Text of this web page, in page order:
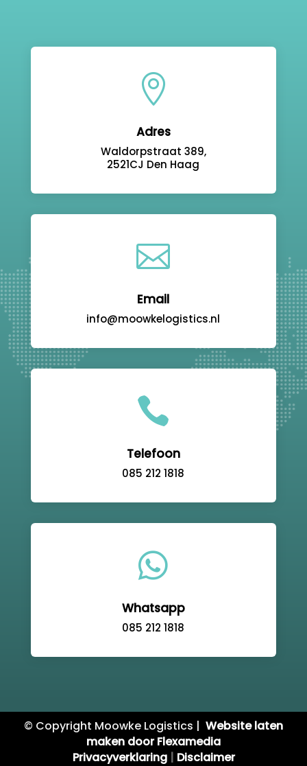

Adres
Waldorpstraat 389,
2521CJ Den Haag

Email
info@moowkelogistics.nl

Telefoon
085 212 1818

Whatsapp
085 212 1818
© Copyright Moowke Logistics | Website laten
maken door Flexamedia
Privacyverklaring| Disclaimer